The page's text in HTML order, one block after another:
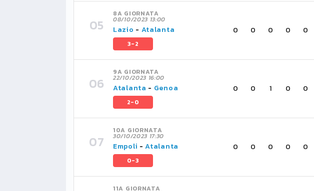
8A GIORNATA
08/10/2023 13:00
Lazio - Atalanta
3-2
0 0 0 0 0
9A GIORNATA
22/10/2023 16:00
Atalanta - Genoa
2-0
0 0 1 0 0
10A GIORNATA
30/10/2023 17:30
Empoli -Atalanta
0-3
0 0 0 0 0
11A GIORNATA